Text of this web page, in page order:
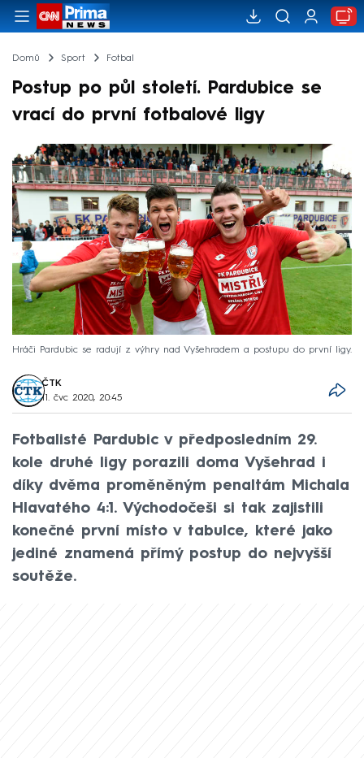
Domů Sport Fotbal
Postup po půl století. Pardubice se
vrací do první fotbalové ligy
Hráči Pardubic se radují z výhry nad Vyšehradem a postupu do první ligy.
ČTK
11. čvc 2020, 20:45
Fotbalisté Pardubic v předposledním 29.
kole druhé ligy porazili doma Vyšehrad i
díky dvěma proměněným penaltám Michala
Hlavatého 4:1. Východočeši si tak zajistili
konečné první místo v tabulce, které jako
jediné znamená přímý postup do nejvyšší
soutěže.